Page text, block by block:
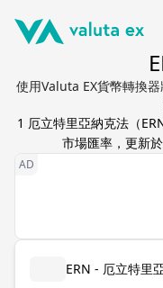
使用Valuta EX貨幣轉換
1 厄立特里亞納克法 （
市場匯率，更新於
ERN - 厄立特里